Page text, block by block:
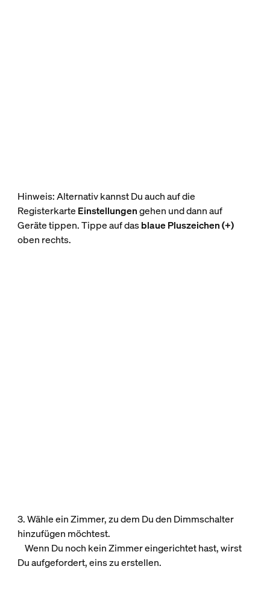
Hinweis: Alternativ kannst Du auch auf die
Registerkarte Einstellungengehen und dann auf
Geräte tippen. Tippe auf dasblaue Pluszeichen (+)
oben rechts.
3. Wähle ein Zimmer, zu dem Du den Dimmschalter
hinzufügen möchtest.
Wenn Du noch kein Zimmer eingerichtet hast, wirst
Du aufgefordert, eins zu erstellen.